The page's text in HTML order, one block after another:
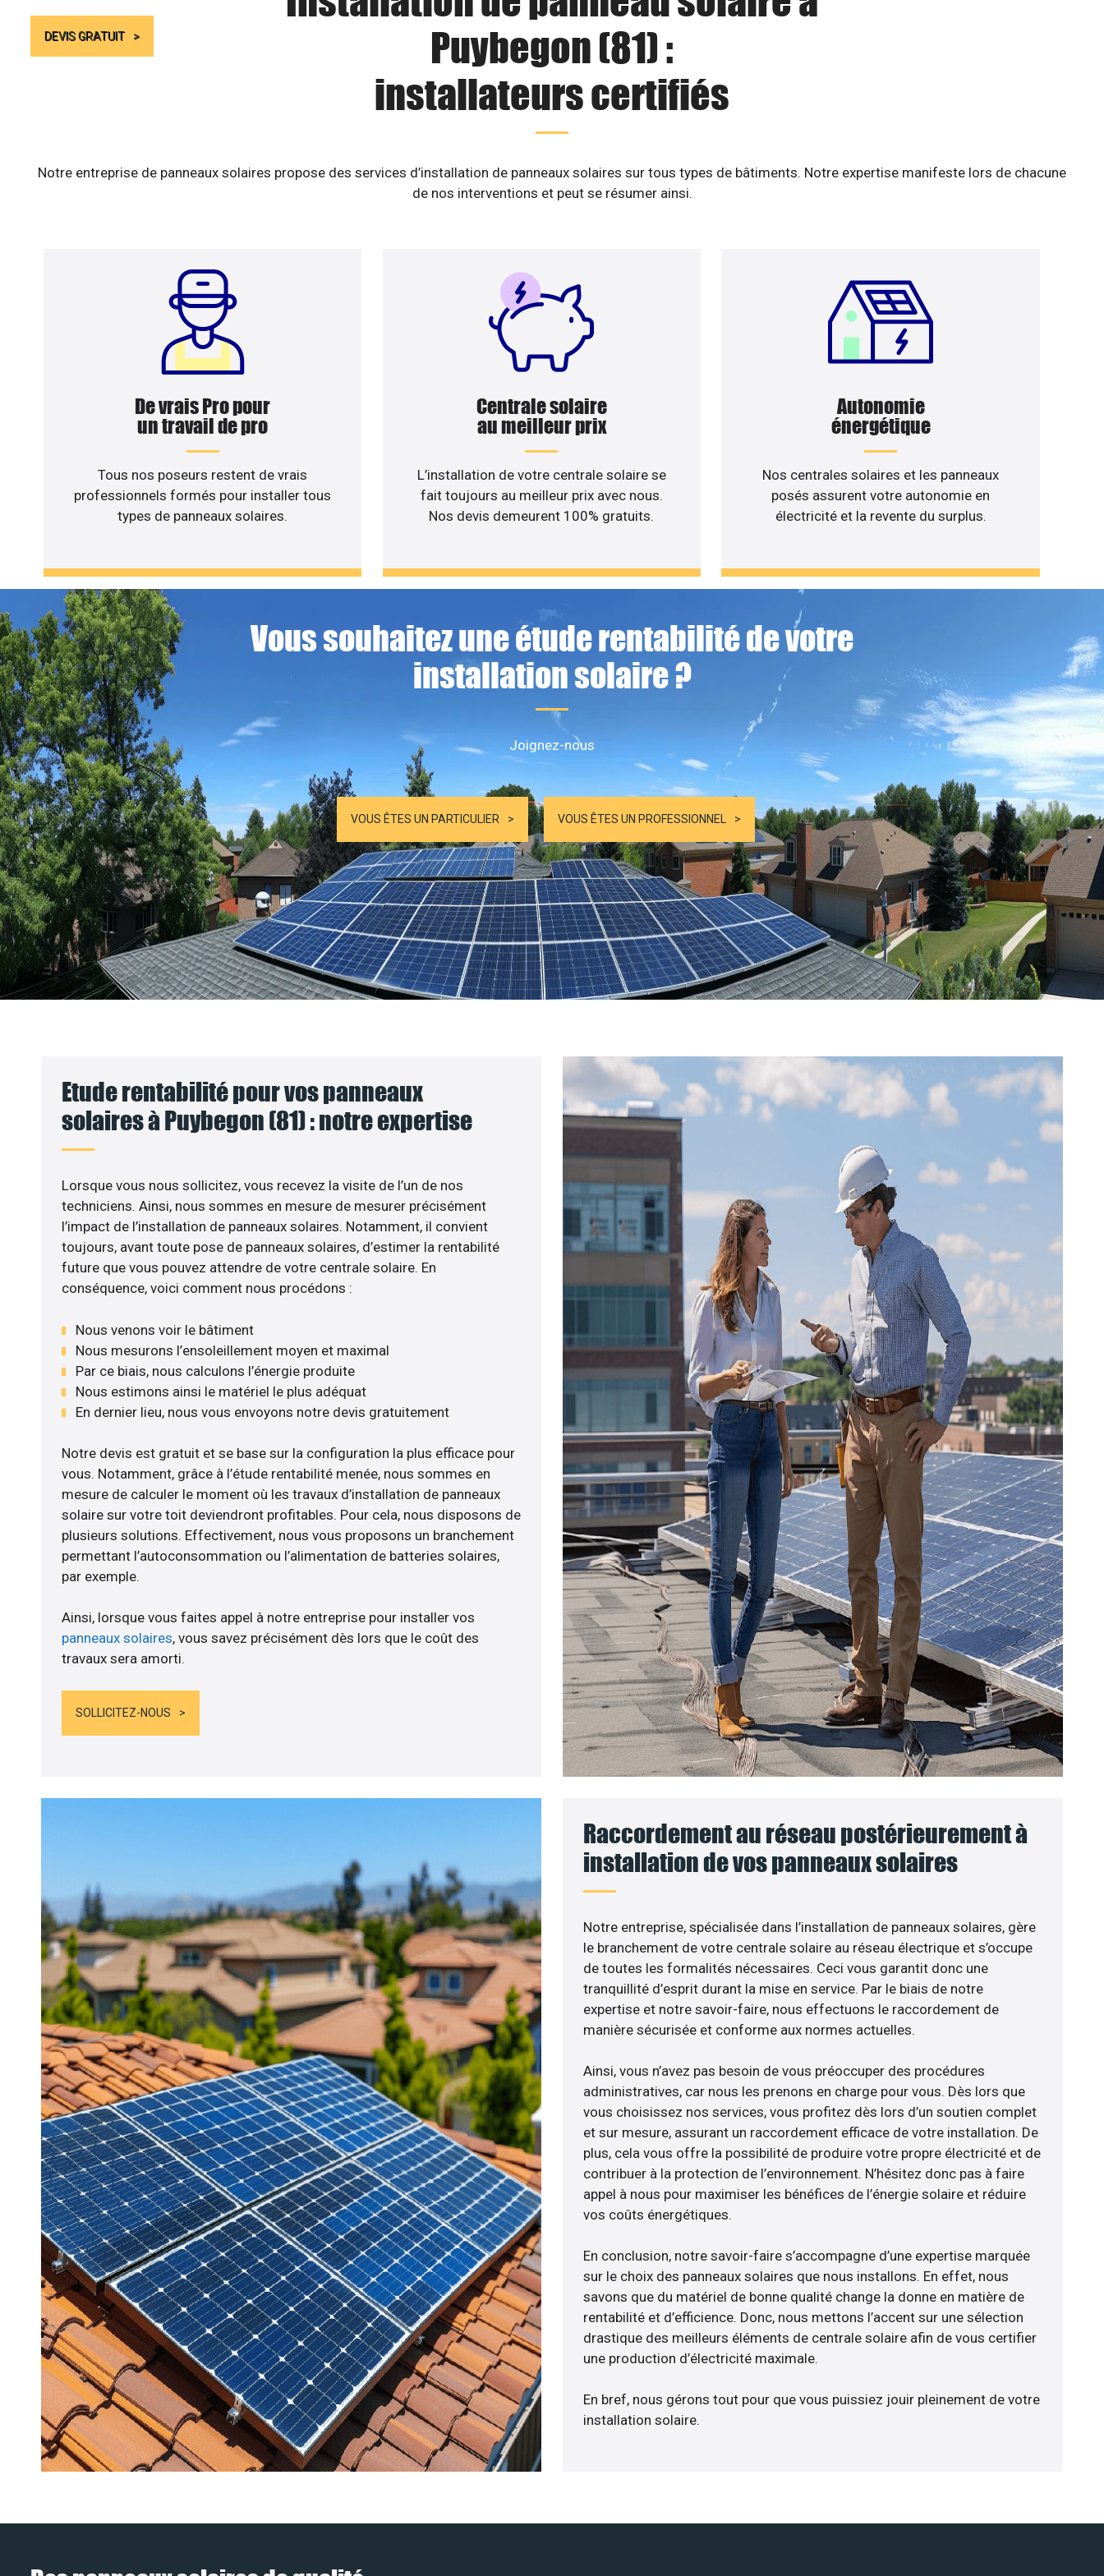
DEVIS GRATUIT
Puybegon (81) :
installateurs certifiés
Notre entreprise de panneaux solaires propose des services d’installation de panneaux solaires sur tous types de bâtiments. Notre expertise manifeste lors de chacune
de nos interventions et peut se résumer ainsi.
De vrais Pro pour
un travail de pro
Tous nos poseurs restent de vrais
professionnels formés pour installer tous
types de panneaux solaires.
Centrale solaire
au meilleur prix
L’installation de votre centrale solaire se
fait toujours au meilleur prix avec nous.
Nos devis demeurent 100% gratuits.
Autonomie
énergétique
Nos centrales solaires et les panneaux
posés assurent votre autonomie en
électricité et la revente du surplus.
Vous souhaitez une étude rentabilité de votre
installation solaire ?
Joignez-nous
VOUS ÊTES UN PARTICULIER VOUS ÊTES UN PROFESSIONNEL
Etude rentabilité pour vos panneaux
solaires à Puybegon (81) : notre expertise
Lorsque vous nous sollicitez, vous recevez la visite de l’un de nos
techniciens. Ainsi, nous sommes en mesure de mesurer précisément
l’impact de l’installation de panneaux solaires. Notamment, il convient
toujours, avant toute pose de panneaux solaires, d’estimer la rentabilité
future que vous pouvez attendre de votre centrale solaire. En
conséquence, voici comment nous procédons :
Nous venons voir le bâtiment
Nous mesurons l’ensoleillement moyen et maximal
Par ce biais, nous calculons l’énergie produite
Nous estimons ainsi le matériel le plus adéquat
En dernier lieu, nous vous envoyons notre devis gratuitement
Notre devis est gratuit et se base sur la configuration la plus efficace pour
vous. Notamment, grâce à l’étude rentabilité menée, nous sommes en
mesure de calculer le moment où les travaux d’installation de panneaux
solaire sur votre toit deviendront profitables. Pour cela, nous disposons de
plusieurs solutions. Effectivement, nous vous proposons un branchement
permettant l’autoconsommation ou l’alimentation de batteries solaires,
par exemple.
Ainsi, lorsque vous faites appel à notre entreprise pour installer vos
panneaux solaires, vous savez précisément dès lors que le coût des
travaux sera amorti.
SOLLICITEZ-NOUS
Raccordement au réseau postérieurement à
installation de vos panneaux solaires
Notre entreprise, spécialisée dans l’installation de panneaux solaires, gère
le branchement de votre centrale solaire au réseau électrique et s’occupe
de toutes les formalités nécessaires. Ceci vous garantit donc une
tranquillité d’esprit durant la mise en service. Par le biais de notre
expertise et notre savoir-faire, nous effectuons le raccordement de
manière sécurisée et conforme aux normes actuelles.
Ainsi, vous n’avez pas besoin de vous préoccuper des procédures
administratives, car nous les prenons en charge pour vous. Dès lors que
vous choisissez nos services, vous profitez dès lors d’un soutien complet
et sur mesure, assurant un raccordement efficace de votre installation. De
plus, cela vous offre la possibilité de produire votre propre électricité et de
contribuer à la protection de l’environnement. N’hésitez donc pas à faire
appel à nous pour maximiser les bénéfices de l’énergie solaire et réduire
vos coûts énergétiques.
En conclusion, notre savoir-faire s’accompagne d’une expertise marquée
sur le choix des panneaux solaires que nous installons. En effet, nous
savons que du matériel de bonne qualité change la donne en matière de
rentabilité et d’efficience. Donc, nous mettons l’accent sur une sélection
drastique des meilleurs éléments de centrale solaire afin de vous certifier
une production d’électricité maximale.
En bref, nous gérons tout pour que vous puissiez jouir pleinement de votre
installation solaire.